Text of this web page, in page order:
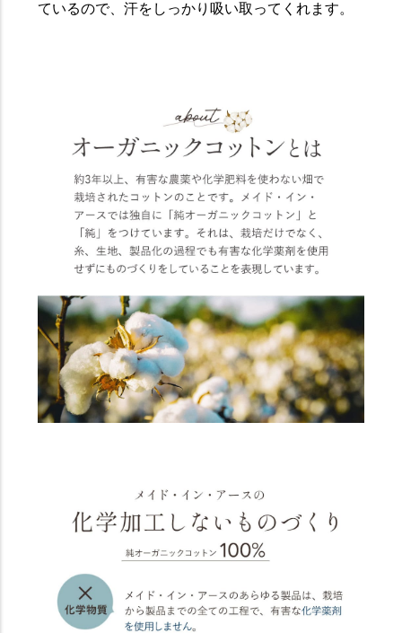
ているので、汗をしっかり吸い取ってくれます。